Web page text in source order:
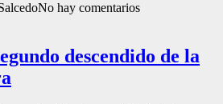
No hay comentarios
descendido de la